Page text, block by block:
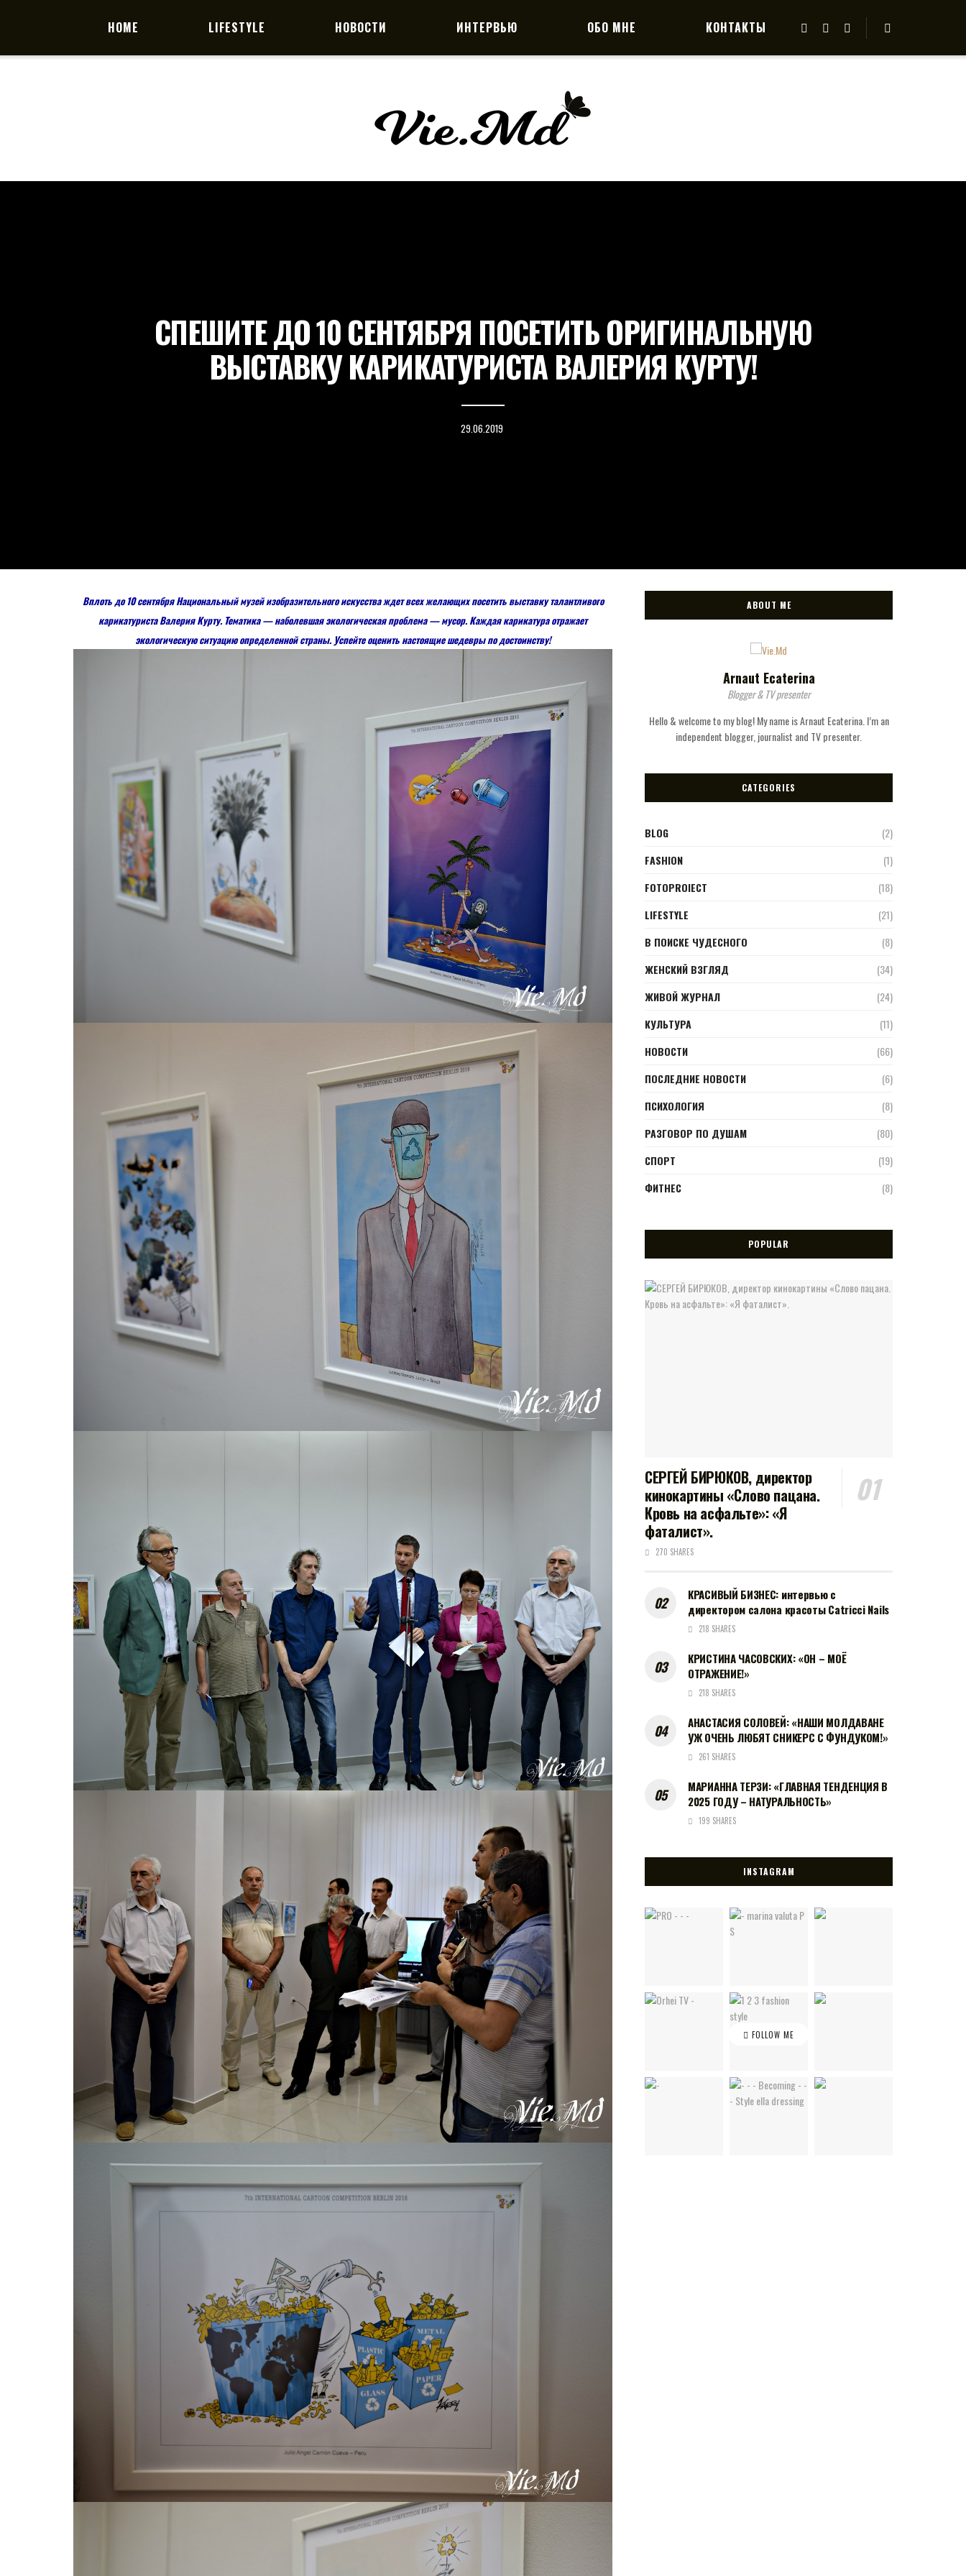
HOME LIFESTYLE НОВОСТИ ИНТЕРВЬЮ ОБО МНЕ КОНТАКТЫ
СПЕШИТЕ ДО 10 СЕНТЯБРЯ ПОСЕТИТЬ ОРИГИНАЛЬНУЮ
ВЫСТАВКУ КАРИКАТУРИСТА ВАЛЕРИЯ КУРТУ!
29.06.2019
Вплоть до 10 сентября Национальный музей изобразительного искусства ждет всех желающих посетить выставку талантливого
карикатуриста Валерия Курту. Тематика — наболевшая экологическая проблема — мусор. Каждая карикатура отражает
экологическую ситуацию определенной страны. Успейте оценить настоящие шедевры по достоинству!
ABOUT ME
Arnaut Ecaterina
Blogger & TV presenter
Hello & welcome to my blog! My name is Arnaut Ecaterina. I’m an
independent blogger, journalist and TV presenter.
CATEGORIES
BLOG
(2)
FASHION
(1)
FOTOPROIECT
(18)
LIFESTYLE
(21)
В ПОИСКЕ ЧУДЕСНОГО
(8)
ЖЕНСКИЙ ВЗГЛЯД
(34)
ЖИВОЙ ЖУРНАЛ
(24)
КУЛЬТУРА
(11)
НОВОСТИ
(66)
ПОСЛЕДНИЕ НОВОСТИ
(6)
ПСИХОЛОГИЯ
(8)
РАЗГОВОР ПО ДУШАМ
(80)
СПОРТ
(19)
ФИТНЕС
(8)
POPULAR
СЕРГЕЙ БИРЮКОВ, директор
кинокартины «Слово пацана.
Кровь на асфальте»: «Я
фаталист».
270 SHARES
КРАСИВЫЙ БИЗНЕС: интервью с
директором салона красоты Catricci Nails
218 SHARES
КРИСТИНА ЧАСОВСКИХ: «ОН – МОЁ
ОТРАЖЕНИЕ!»
218 SHARES
АНАСТАСИЯ СОЛОВЕЙ: «НАШИ МОЛДАВАНЕ
УЖ ОЧЕНЬ ЛЮБЯТ СНИКЕРС С ФУНДУКОМ!»
261 SHARES
МАРИАННА ТЕРЗИ: «ГЛАВНАЯ ТЕНДЕНЦИЯ В
2025 ГОДУ – НАТУРАЛЬНОСТЬ»
199 SHARES
INSTAGRAM
FOLLOW ME